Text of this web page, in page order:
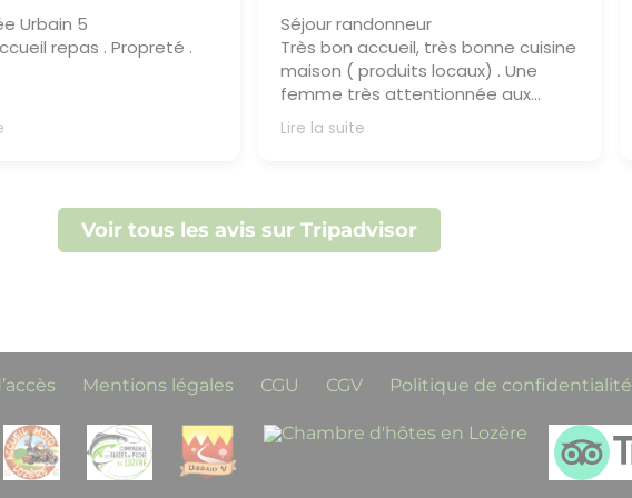
Urbain 5
repas . Propreté .
du propriétaire
beaucoup
le repas, la
que le cadre. Votre
est notre plus belle
séjour en Lozére.Bien
Séjour randonneur
Très bon accueil, très bonne cuisine
maison ( produits locaux) . Une
femme très attentionnée aux
besoin de ses clients. Je
recommande
Merci beaucoup pour votre
recommandation ! Nous sommes
heureux que l’accueil et notre
Lire la suite
Voir tous les avis sur Tripadvisor
Mentions légales CGU CGV Politique de confidentialité